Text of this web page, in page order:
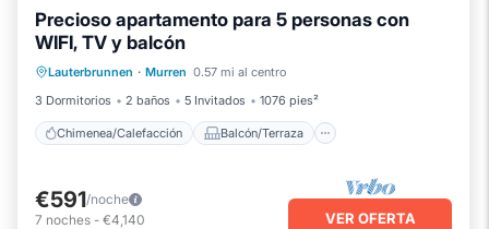
Precioso apartamento para 5 personas con
WIFI, TV y balcón
Lauterbrunnen · Murren 0.57 mi al centro
3 Dormitorios
2 baños 5 Invitados 1076 pies²
Chimenea/Calefacción Balcón/Terraza
Chimenea/Calefacción
Cocina
Internet
€591/noche
7 noches - €4,140 VER OFERTA